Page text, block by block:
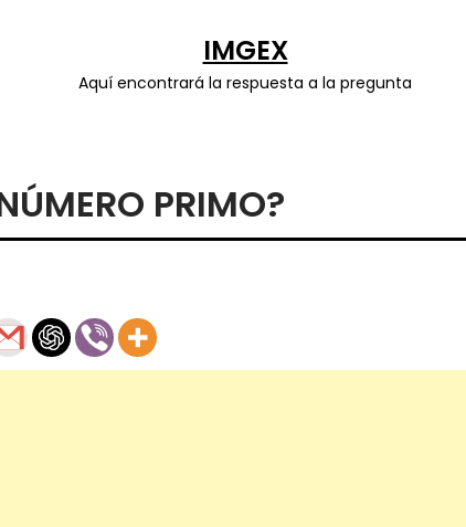
IMGEX
Aquí encontrará la respuesta a la pregunta
PRIMO?